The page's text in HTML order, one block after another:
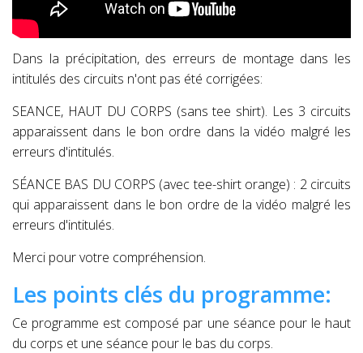
Dans la précipitation, des erreurs de montage dans les
intitulés des circuits n'ont pas été corrigées:
SEANCE, HAUT DU CORPS (sans tee shirt). Les 3 circuits
apparaissent dans le bon ordre dans la vidéo malgré les
erreurs d'intitulés.
SÉANCE BAS DU CORPS (avec tee-shirt orange) : 2 circuits
qui apparaissent dans le bon ordre de la vidéo malgré les
erreurs d'intitulés.
Merci pour votre compréhension.
Les points clés du programme:
Ce programme est composé par une séance pour le haut
du corps et une séance pour le bas du corps.